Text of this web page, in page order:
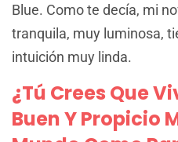
Blue. Como te decía, mi
tranquila, muy luminosa,
intuición muy linda.
¿Tú Crees Que
Buen Y Propicio